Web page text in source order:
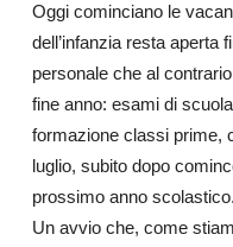
Oggi cominciano le
dell’infanzia resta aperta
personale che al
fine anno: esami di
formazione classi prime,
luglio, subito dopo
prossimo anno scolastico.
Un avvio che, come